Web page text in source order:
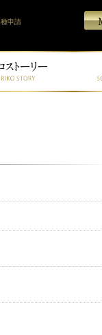
申請